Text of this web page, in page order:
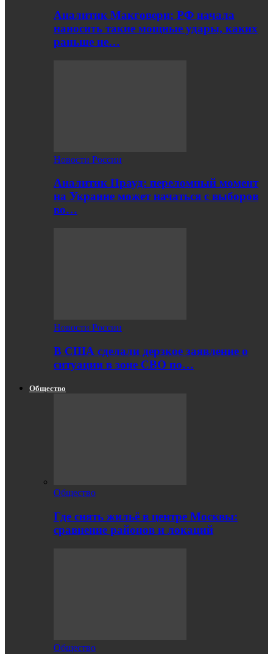
Аналитик Макговерн: РФ начала
наносить такие мощные удары, каких
раньше не…
Новости России
Аналитик Прауд: переломный момент
на Украине может начаться с выборов
во…
Новости России
В США сделали дерзкое заявление о
ситуации в зоне СВО по…
Общество
Общество
Где снять жильё в центре Москвы:
сравнение районов и локаций
Общество